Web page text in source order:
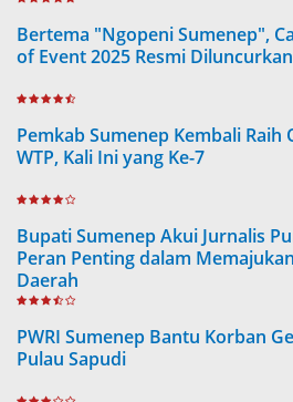
Bertema "Ngopeni Sumenep",
of Event 2025 Resmi Diluncurkan
Pemkab Sumenep Kembali Raih
WTP, Kali Ini yang Ke-7
Bupati Sumenep Akui Jurnalis
Peran Penting dalam Memajukan
Daerah
PWRI Sumenep Bantu Korban
Pulau Sapudi